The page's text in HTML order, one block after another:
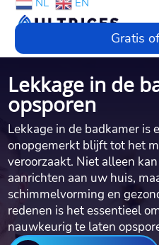
NL EN
Gratis
Lekkage in de
opsporen
Lekkage in de badkamer is
onopgemerkt blijft tot het
veroorzaakt. Niet alleen
aanrichten aan uw huis,
schimmelvorming en
redenen is het essentieel
nauwkeurig te laten